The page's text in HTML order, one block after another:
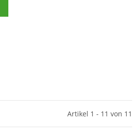
Artikel 1 - 11 von 11